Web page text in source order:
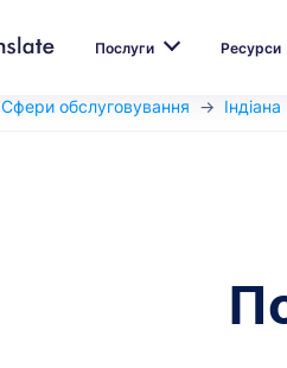
Послуги Ресурси
Сфери обслуговування Індіана